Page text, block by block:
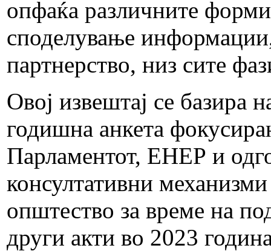
опфаќа различните
споделување
партнерство, низ сите
Овој извештај се базира
годишна анкета
Парламентот, ЕНЕР и
консултативни
општество за време на
други акти во 2023